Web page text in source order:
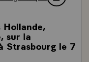
Hollande,
sur la
Strasbourg le 7